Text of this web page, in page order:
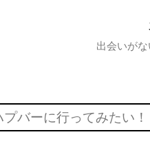
出会いが
プバーに行ってみたい！